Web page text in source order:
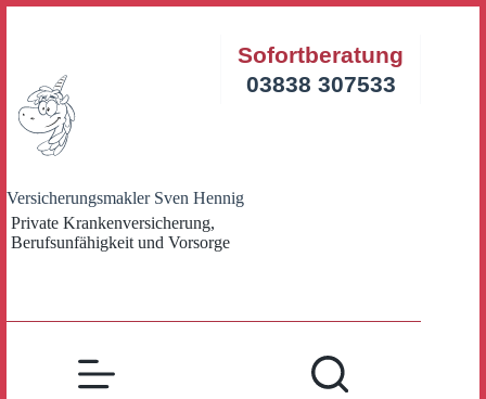
Versicherungsmakler Sven Hennig
Private Krankenversicherung,
Berufsunfähigkeit und Vorsorge
Sofortberatung
03838 307533